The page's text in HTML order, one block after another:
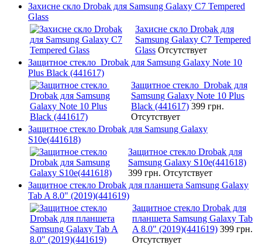
Захисне скло Drobak для Samsung Galaxy C7 Tempered
Glass
Захисне скло Drobak для
Samsung Galaxy C7 Tempered
Glass Отсутствует
Защитное стекло Drobak для Samsung Galaxy Note 10
Plus Black (441617)
Защитное стекло Drobak для
Samsung Galaxy Note 10 Plus
Black (441617) 399 грн.
Отсутствует
Защитное стекло Drobak для Samsung Galaxy
S10e(441618)
Защитное стекло Drobak для
Samsung Galaxy S10e(441618)
399 грн. Отсутствует
Защитное стекло Drobak для планшета Samsung Galaxy
Tab A 8.0" (2019)(441619)
Защитное стекло Drobak для
планшета Samsung Galaxy Tab
A 8.0" (2019)(441619) 399 грн.
Отсутствует